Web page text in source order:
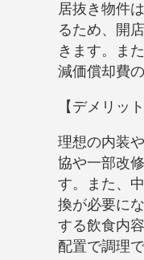
居抜き物件
るため、開
きます。ま
減価償却費
【デメリット
理想の内装
協や一部改
す。また、
換が必要に
する飲食内
配置で調理